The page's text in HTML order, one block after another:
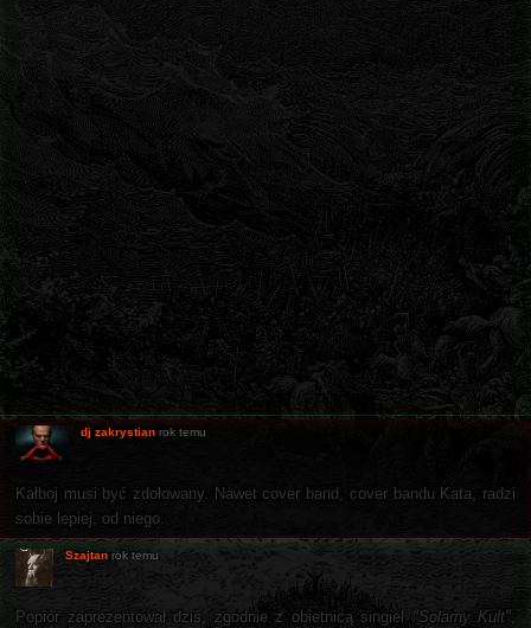
dj zakrystian rok temu
Kałboj musi być zdołowany. Nawet cover band, cover bandu Kata, radzi
sobie lepiej, od niego.
Szajtan rok temu
Popiór zaprezentował dziś, zgodnie z obietnicą singiel "Solarny Kult",